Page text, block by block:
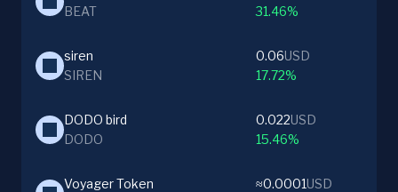
BEAT
31.46%
siren
SIREN
0.06USD
17.72%
DODO bird
DODO
0.022USD
15.46%
Voyager Token
≈0.0001USD